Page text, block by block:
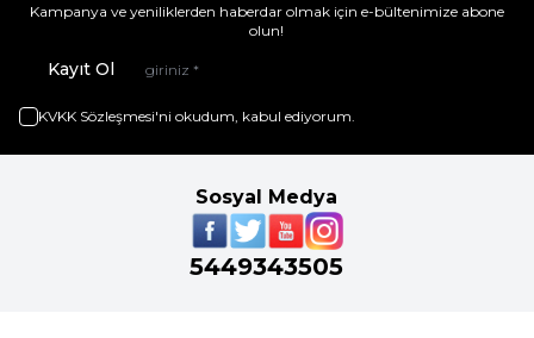
Kampanya ve yeniliklerden haberdar olmak için e-bültenimize abone
olun!
Kayıt Ol
KVKK Sözleşmesi'ni okudum, kabul ediyorum.
Sosyal Medya
5449343505